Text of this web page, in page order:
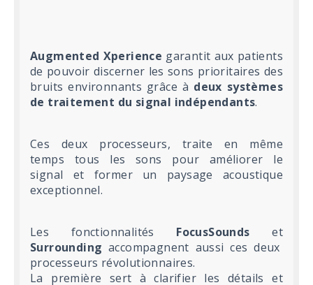
Augmented Xperience garantit aux patients
de pouvoir discerner les sons prioritaires des
bruits environnants grâce à deux systèmes
de traitement du signal indépendants.
Ces deux processeurs, traite en même
temps tous les sons pour améliorer le
signal et former un paysage acoustique
exceptionnel.
Les fonctionnalités FocusSoundset
Surrounding accompagnent aussi ces deux
processeurs révolutionnaires.
La première sert à clarifier les détails et